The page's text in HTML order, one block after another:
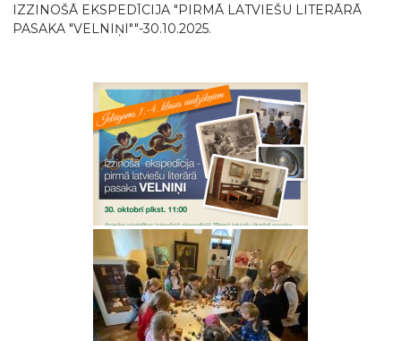
IZZINOŠĀ EKSPEDĪCIJA "PIRMĀ LATVIEŠU LITERĀRĀ
PASAKA "VELNIŅI""-30.10.2025.